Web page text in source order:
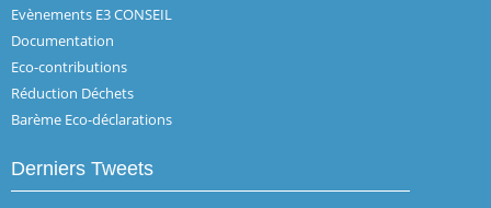
Evènements E3 CONSEIL
Documentation
Eco-contributions
Réduction Déchets
Barème Eco-déclarations
Derniers Tweets